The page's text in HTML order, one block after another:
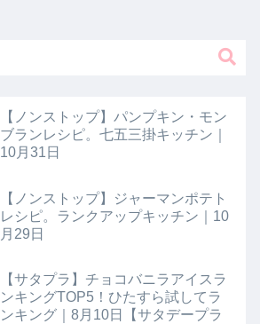
【ノンストップ】パンプキン・モン
ブランレシピ。七五三掛キッチン｜
10月31日
【ノンストップ】ジャーマンポテト
レシピ。ランクアップキッチン｜10
月29日
【サタプラ】チョコバニラアイスラ
ンキングTOP5！ひたすら試してラ
ンキング｜8月10日【サタデープラ